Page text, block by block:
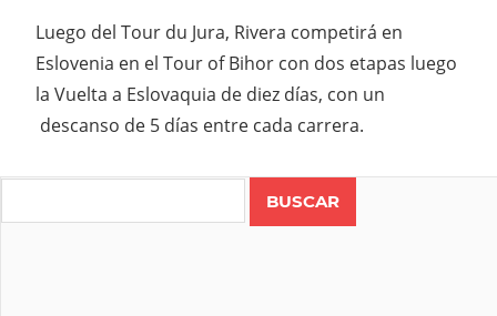
Luego del Tour du Jura, Rivera competirá en
Eslovenia en el Tour of Bihor con dos etapas luego
la Vuelta a Eslovaquia de diez días, con un
descanso de 5 días entre cada carrera.